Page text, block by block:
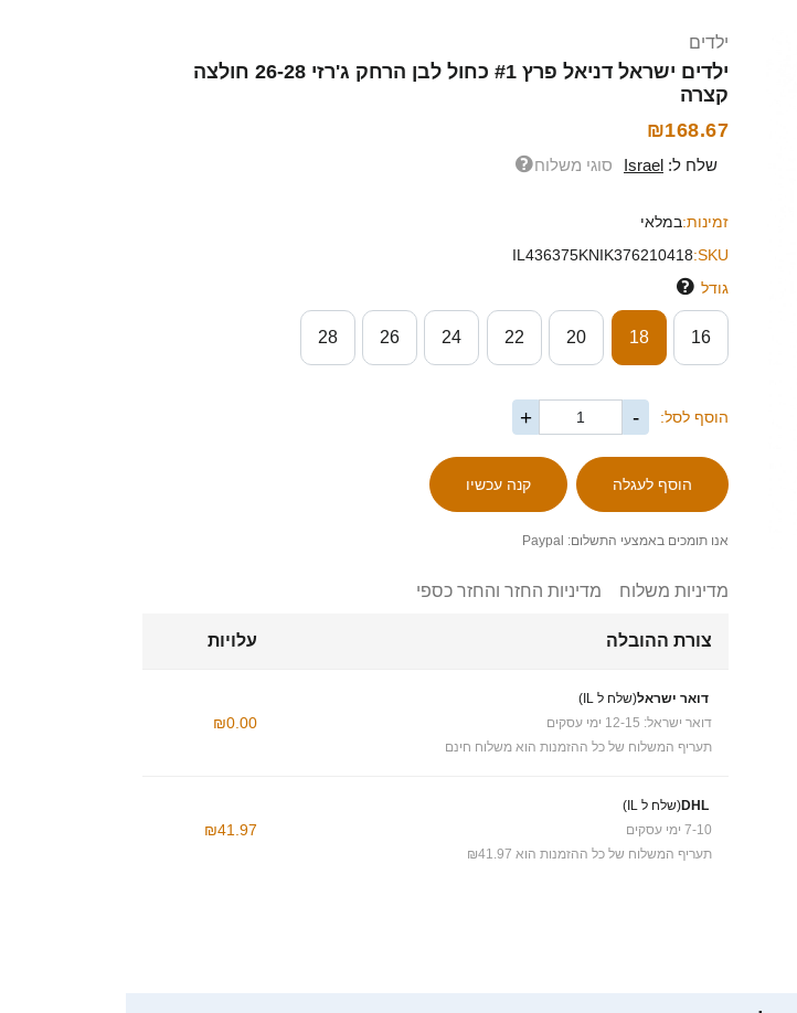
ילדים
ילדים ישראל דניאל פרץ #1 כחול לבן הרחק ג'רזי 26-28 חולצה
קצרה
₪168.67
שלח ל: Israel סוגי משלוח
זמינות:במלאי
SKU:
IL436375KNIK376210418
גודל
16
18
20
22
24
26
28
הוסף לסל: -
+
אנו תומכים באמצעי התשלום: Paypal
מדיניות משלוח מדיניות החזר והחזר כספי
צורת ההובלה עלויות
דואר ישראל(שלח ל IL)
דואר ישראל: 12-15 ימי עסקים
תעריף המשלוח של כל ההזמנות הוא משלוח חינם
₪0.00
DHL(שלח ל IL)
7-10 ימי עסקים
תעריף המשלוח של כל ההזמנות הוא ₪41.97
₪41.97